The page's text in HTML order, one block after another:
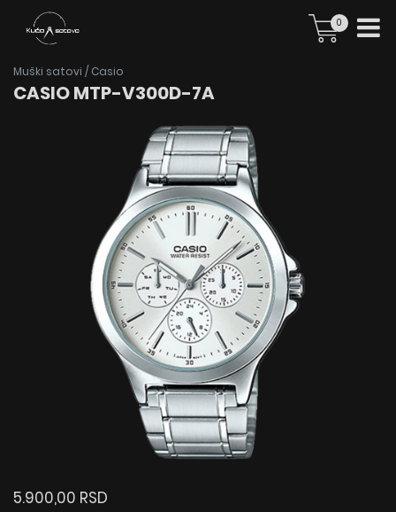
0
Muški satovi / Casio
CASIO MTP-V300D-7A
5.900,00 RSD